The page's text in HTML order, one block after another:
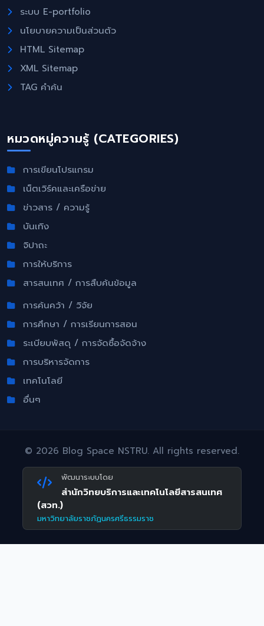
ระบบ E-portfolio
นโยบายความเป็นส่วนตัว
HTML Sitemap
XML Sitemap
TAG คำค้น
หมวดหมู่ความรู้ (CATEGORIES)
การเขียนโปรแกรม
เน็ตเวิร์คและเครือข่าย
ข่าวสาร / ความรู้
บันเทิง
จิปาถะ
การให้บริการ
สารสนเทศ / การสืบค้นข้อมูล
การค้นคว้า / วิจัย
การศึกษา / การเรียนการสอน
ระเบียบพัสดุ / การจัดซื้อจัดจ้าง
การบริหารจัดการ
เทคโนโลยี
อื่นๆ
© 2026 Blog Space NSTRU. All rights reserved.
พัฒนาระบบโดย
สำนักวิทยบริการและเทคโนโลยีสารสนเทศ
(สวท.)
มหาวิทยาลัยราชภัฏนครศรีธรรมราช